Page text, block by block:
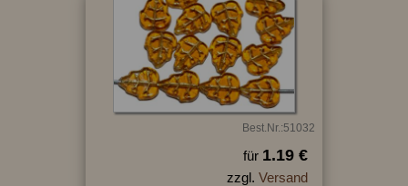
Best.Nr.:51032
für 1.19 €
zzgl. Versand